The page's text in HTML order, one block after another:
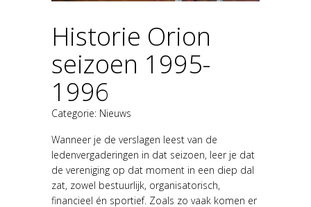
Historie Orion
seizoen 1995-
1996
Categorie: Nieuws
Wanneer je de verslagen leest van de
ledenvergaderingen in dat seizoen, leer je dat
de vereniging op dat moment in een diep dal
zat, zowel bestuurlijk, organisatorisch,
financieel én sportief. Zoals zo vaak komen er